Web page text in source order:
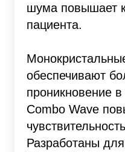
шума повышает
пациента.
обеспечивают
проникновение
Combo Wave
Разработаны